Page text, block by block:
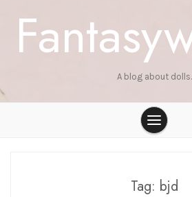
A blog about dolls.
Tag: bjd